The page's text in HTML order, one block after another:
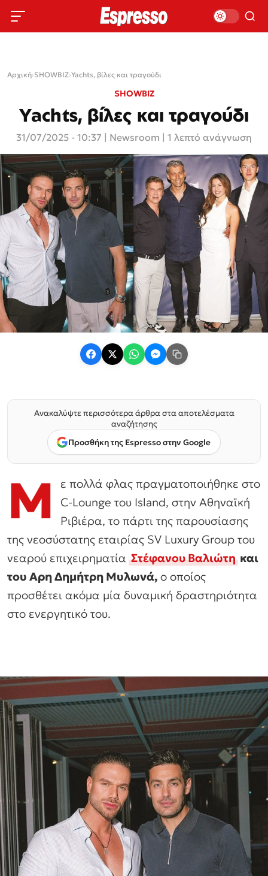
Αρχική›SHOWBIZ›Yachts, βίλες και τραγούδι
SHOWBIZ
Yachts, βίλες και τραγούδι
31/07/2025 - 10:37 Newsroom | 1 λεπτό ανάγνωση
Ανακαλύψτε περισσότερα άρθρα στα αποτελέσματα
αναζήτησης
Προσθήκη της Espresso στην Google
Μ
ε πολλά φλας πραγματοποιήθηκε στο
C-Lounge του Island, στην Αθηναϊκή
Ριβιέρα, το πάρτι της παρουσίασης
της νεοσύστατης εταιρίας SV Luxury Group του
νεαρού επιχειρηματίαΣτέφανου Βαλιώτηκαι
του Αρη Δημήτρη Μυλωνά, ο οποίος
προσθέτει ακόμα μία δυναμική δραστηριότητα
στο ενεργητικό του.